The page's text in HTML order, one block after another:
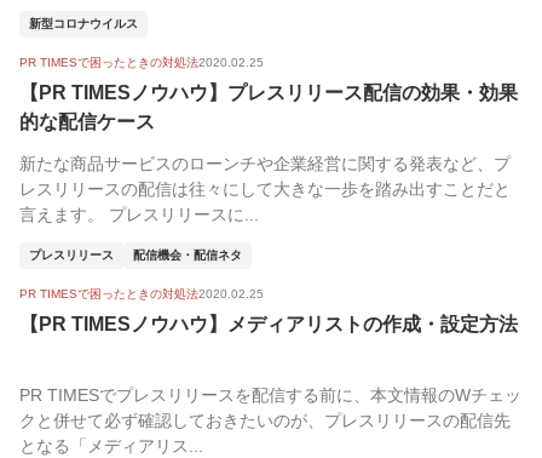
新型コロナウイルス
PR TIMESで困ったときの対処法2020.02.25
【PR TIMESノウハウ】プレスリリース配信の効果・効果
的な配信ケース
新たな商品サービスのローンチや企業経営に関する発表など、プ
レスリリースの配信は往々にして大きな一歩を踏み出すことだと
言えます。 プレスリリースに...
プレスリリース 配信機会・配信ネタ
PR TIMESで困ったときの対処法2020.02.25
【PR TIMESノウハウ】メディアリストの作成・設定方法
PR TIMESでプレスリリースを配信する前に、本文情報のWチェッ
クと併せて必ず確認しておきたいのが、プレスリリースの配信先
となる「メディアリス...